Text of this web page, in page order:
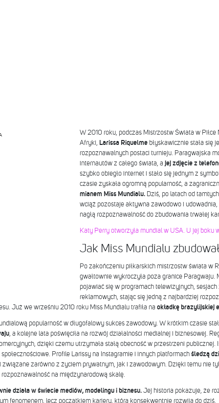
W 2010 roku, podczas Mistrzostw Świata w Piłce
Afryki, Larissa Riquelme błyskawicznie stała się
rozpoznawalnych postaci turnieju. Paragwajska
internautów z całego świata, a jej zdjęcie z
szybko obiegło internet i stało się jednym z
czasie zyskała ogromną popularność, a
mianem Miss Mundialu. Dziś, po latach od
wciąż pozostaje aktywna zawodowo i
nagłą rozpoznawalność do zbudowania trwałej
Katy Perry otworzyła mundial w USA. U jej boku
Jak Miss Mundialu
Po zakończeniu piłkarskich mistrzostw świata w
gwałtownie wykroczyła poza granice Paragwaju.
pojawiać się w programach telewizyjnych,
reklamowych, stając się jedną z najbardziej
Już we wrześniu 2010 roku Miss Mundialu trafiła na okładkę brazylijskiej
popularność w długofalowy sukces zawodowy. W krótkim czasie
, a kolejne lata poświęciła na rozwój działalności medialnej i biznesowej.
dzięki czemu utrzymała stałą obecność w przestrzeni
Profile Larissy na Instagramie i innych platformach śledzą
związane zarówno z życiem prywatnym, jak i zawodowym. Dzięki temu nie
na międzynarodową skalę.
działa w świecie mediów, modelingu i biznesu. Jej historia pokazuje, że
fenomenem, lecz początkiem kariery, którą konsekwentnie rozwija do dziś.